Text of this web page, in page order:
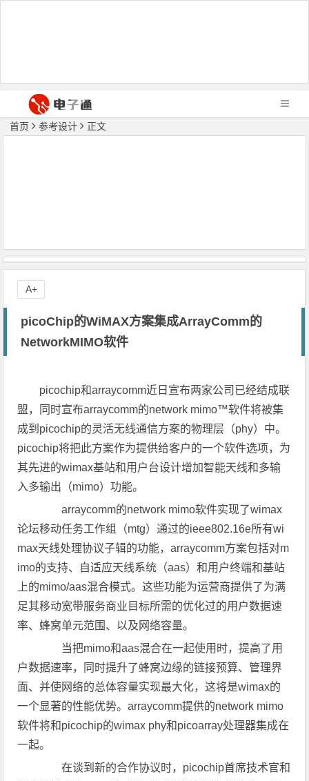
首页 参考设计 正文
picoChip的WiMAX方案集成ArrayComm的
NetworkMIMO软件
picochip和arraycomm近日宣布两家公司已经结成联
盟，同时宣布arraycomm的network mimo™软件将被集
成到picochip的灵活无线通信方案的物理层（phy）中。
picochip将把此方案作为提供给客户的一个软件选项，为
其先进的wimax基站和用户台设计增加智能天线和多输
入多输出（mimo）功能。
arraycomm的network mimo软件实现了wimax
论坛移动任务工作组（mtg）通过的ieee802.16e所有wi
max天线处理协议子辑的功能，arraycomm方案包括对m
imo的支持、自适应天线系统（aas）和用户终端和基站
上的mimo/aas混合模式。这些功能为运营商提供了为满
足其移动宽带服务商业目标所需的优化过的用户数据速
率、蜂窝单元范围、以及网络容量。
当把mimo和aas混合在一起使用时，提高了用
户数据速率，同时提升了蜂窝边缘的链接预算、管理界
面、并使网络的总体容量实现最大化，这将是wimax的
一个显著的性能优势。arraycomm提供的network mimo
软件将和picochip的wimax phy和picoarray处理器集成在
一起。
在谈到新的合作协议时，picochip首席技术官和
A+